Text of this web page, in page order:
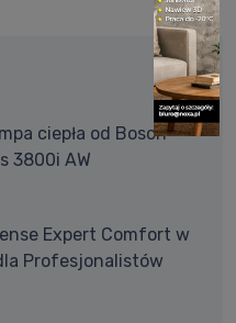
ciepła od Bosch -
3800i AW
Expert Comfort w
Profesjonalistów